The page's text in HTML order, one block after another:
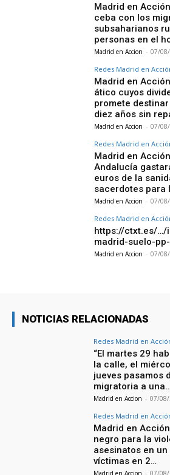
Madrid en
ceba con los
subsaharianos
personas en el
Madrid en Accion - 07/
Redes Madrid en
Madrid en
ático cuyos
promete
diez años sin
Madrid en Accion - 07/
Redes Madrid en
Madrid en
Andalucía
euros de la
sacerdotes para
Madrid en Accion - 07/
Redes Madrid en
https://ctxt.es/…/
madrid-suelo-
Madrid en Accion - 07/
NOTICIAS RELACIONADAS
Redes Madrid en
“El martes 29
la calle, el
jueves pasamos
migratoria a una…
Madrid en Accion - 07/
Redes Madrid en
Madrid en
negro para la
asesinatos en
víctimas en 2…
Madrid en Accion - 07/